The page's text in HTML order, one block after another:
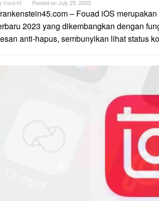
frank45 Posted onJuly 25, 2023
– Fouad iOS
2023 yang dikembangkan dengan
anti-hapus, sembunyikan lihat status